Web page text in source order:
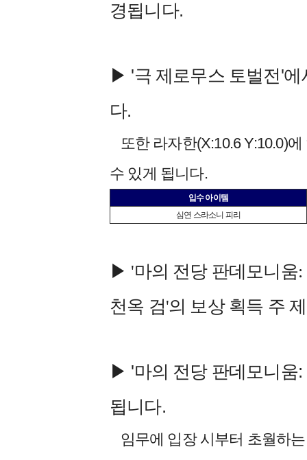
경됩니다.
▶ '극 제로무스 토벌전'에
다.
또한 라자한(X:10.6 Y:10.0)
수 있게 됩니다.
입수 아이템
심연 스라소니 피리
▶ '마의 전당 판데모니움
천옥 검'의 보상 획득 주
▶ '마의 전당 판데모니움
됩니다.
임무에 입장 시부터 초월하